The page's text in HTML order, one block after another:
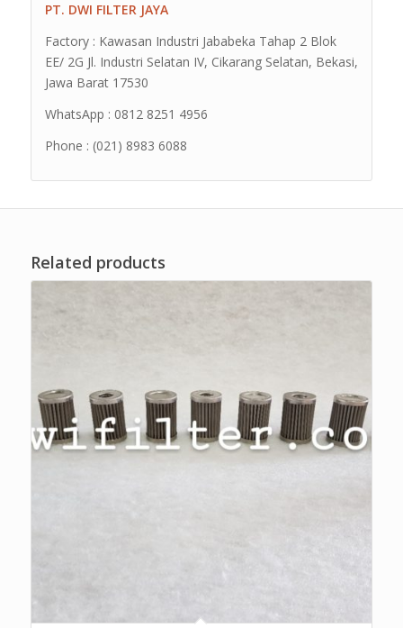
PT. DWI FILTER JAYA
Factory : Kawasan Industri Jababeka Tahap 2 Blok
EE/ 2G Jl. Industri Selatan IV, Cikarang Selatan, Bekasi,
Jawa Barat 17530
WhatsApp : 0812 8251 4956
Phone : (021) 8983 6088
Related products